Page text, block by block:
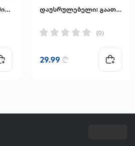
შემწვარი მწვანე პომიდვრები კაფე "უისელ სტოპში" დაუსრულებელი: გაათავისუფლეთ გონება და მოიგეთ შინაგანი ომი
(0)
29.99 ₾